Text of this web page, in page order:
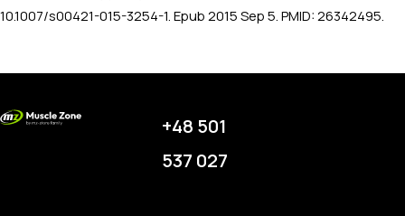
10.1007/s00421-015-3254-1. Epub 2015 Sep 5. PMID: 26342495.
+48 501
537 027